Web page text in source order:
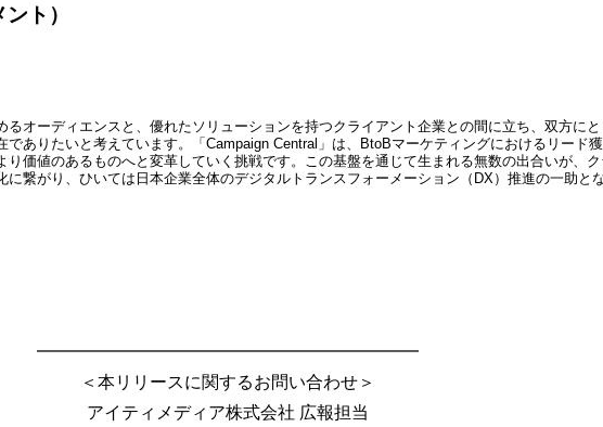
ト）
るオーディエンスと、優れたソリューションを持つクライアント企業との間に立ち、双方に
でありたいと考えています。「Campaign Central」は、BtoBマーケティングにおけるリード
り価値のあるものへと変革していく挑戦です。この基盤を通じて生まれる無数の出合いが、
に繋がり、ひいては日本企業全体のデジタルトランスフォーメーション（DX）推進の一助と
━━━━━━━━━━━━━━━━━━━━━━
＜本リリースに関するお問い合わせ＞
アイティメディア株式会社 広報担当